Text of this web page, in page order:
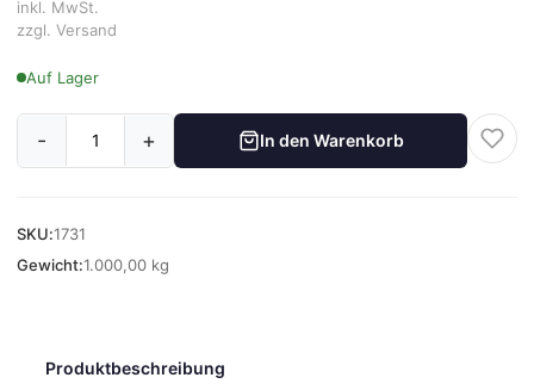
inkl. MwSt.
zzgl. Versand
Auf Lager
- + In den Warenkorb
SKU:1731
Gewicht:1.000,00 kg
Produktbeschreibung